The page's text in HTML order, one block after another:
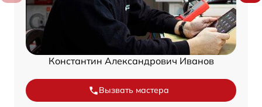
Константин Александрович Иванов
Вызвать мастера